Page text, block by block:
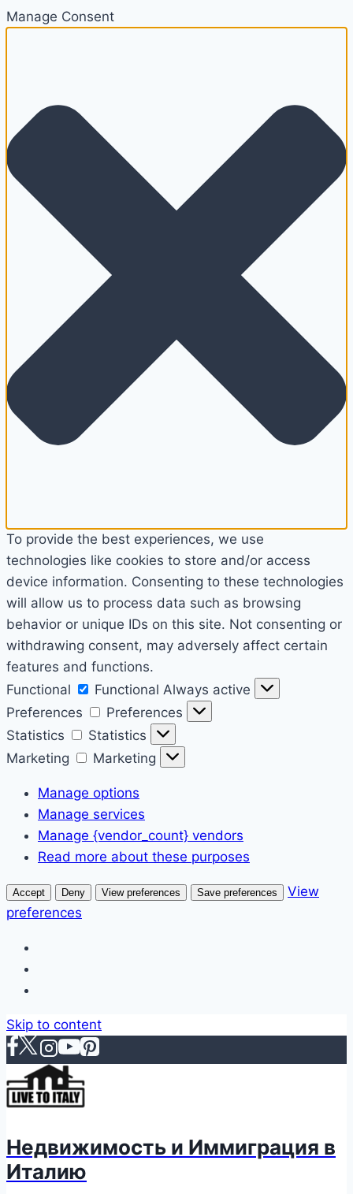
Manage Consent
To provide the best experiences, we use
technologies like cookies to store and/or access
device information. Consenting to these technologies
will allow us to process data such as browsing
behavior or unique IDs on this site. Not consenting or
withdrawing consent, may adversely affect certain
features and functions.
Functional
Functional Always active
Preferences
Preferences
Statistics
Statistics
Marketing
Marketing
Manage options
Manage services
Manage {vendor_count} vendors
Read more about these purposes
Accept Deny View preferences Save preferences
View
preferences
Skip to content
Недвижимость и Иммиграция в
Италию